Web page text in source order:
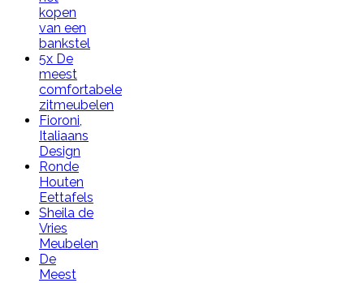
kopen
van een
bankstel
5x De
meest
comfortabele
zitmeubelen
Fioroni,
Italiaans
Design
Ronde
Houten
Eettafels
Sheila de
Vries
Meubelen
De
Meest